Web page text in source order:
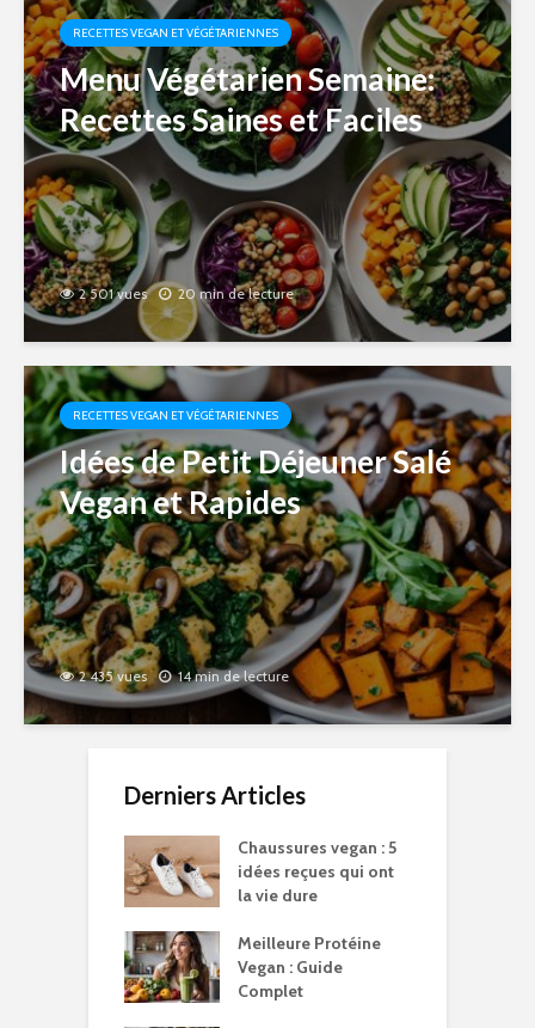
RECETTES VEGAN ET VÉGÉTARIENNES
Menu Végétarien Semaine:
Recettes Saines et Faciles
2 501 vues 20 min de lecture
RECETTES VEGAN ET VÉGÉTARIENNES
Idées de Petit Déjeuner Salé
Vegan et Rapides
2 435 vues 14 min de lecture
Derniers Articles
Chaussures vegan : 5
idées reçues qui ont
la vie dure
Meilleure Protéine
Vegan : Guide
Complet